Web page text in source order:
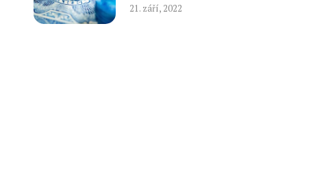
21. září, 2022